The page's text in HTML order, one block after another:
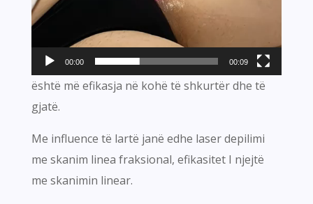
00:00 00:09
është më efikasja në kohë të shkurtër dhe të
gjatë.
Me influence të lartë janë edhe laser depilimi
me skanim linea fraksional, efikasitet I njejtë
me skanimin linear.